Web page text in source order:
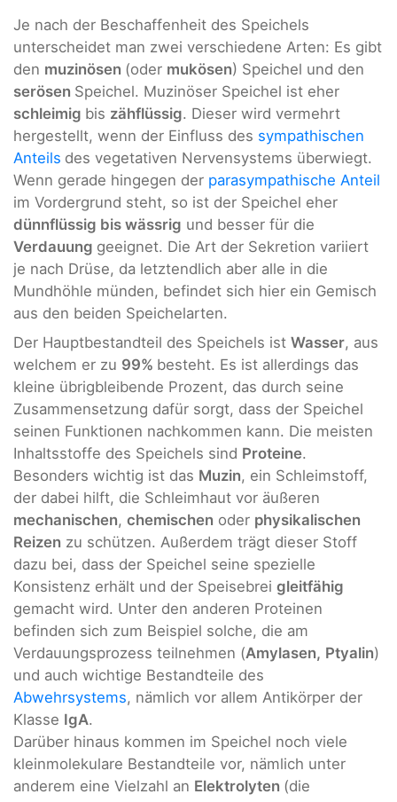
Je nach der Beschaffenheit des Speichels
unterscheidet man zwei verschiedene Arten: Es gibt
den muzinösen (oder mukösen) Speichel und den
serösen Speichel. Muzinöser Speichel ist eher
schleimig bis zähflüssig. Dieser wird vermehrt
hergestellt, wenn der Einfluss des sympathischen
Anteils des vegetativen Nervensystems überwiegt.
Wenn gerade hingegen der parasympathische Anteil
im Vordergrund steht, so ist der Speichel eher
dünnflüssig bis wässrig und besser für die
Verdauung geeignet. Die Art der Sekretion variiert
je nach Drüse, da letztendlich aber alle in die
Mundhöhle münden, befindet sich hier ein Gemisch
aus den beiden Speichelarten.
Der Hauptbestandteil des Speichels ist Wasser, aus
welchem er zu 99% besteht. Es ist allerdings das
kleine übrigbleibende Prozent, das durch seine
Zusammensetzung dafür sorgt, dass der Speichel
seinen Funktionen nachkommen kann. Die meisten
Inhaltsstoffe des Speichels sind Proteine.
Besonders wichtig ist das Muzin, ein Schleimstoff,
der dabei hilft, die Schleimhaut vor äußeren
mechanischen, chemischen oder physikalischen
Reizen zu schützen. Außerdem trägt dieser Stoff
dazu bei, dass der Speichel seine spezielle
Konsistenz erhält und der Speisebrei gleitfähig
gemacht wird. Unter den anderen Proteinen
befinden sich zum Beispiel solche, die am
Verdauungsprozess teilnehmen (Amylasen, Ptyalin)
und auch wichtige Bestandteile des
Abwehrsystems, nämlich vor allem Antikörper der
Klasse IgA.
Darüber hinaus kommen im Speichel noch viele
kleinmolekulare Bestandteile vor, nämlich unter
anderem eine Vielzahl an Elektrolyten (die